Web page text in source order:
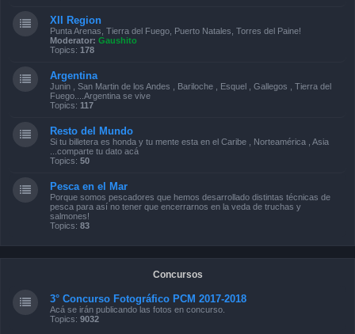
XII Region
Punta Arenas, Tierra del Fuego, Puerto Natales, Torres del Paine!
Moderator: Gaushito
Topics: 178
Argentina
Junin , San Martin de los Andes , Bariloche , Esquel , Gallegos , Tierra del
Fuego....Argentina se vive
Topics: 117
Resto del Mundo
Si tu billetera es honda y tu mente esta en el Caribe , Norteamérica , Asia
...comparte tu dato acá
Topics: 50
Pesca en el Mar
Porque somos pescadores que hemos desarrollado distintas técnicas de
pesca para así no tener que encerrarnos en la veda de truchas y
salmones!
Topics: 83
Concursos
3° Concurso Fotográfico PCM 2017-2018
Acá se irán publicando las fotos en concurso.
Topics: 9032